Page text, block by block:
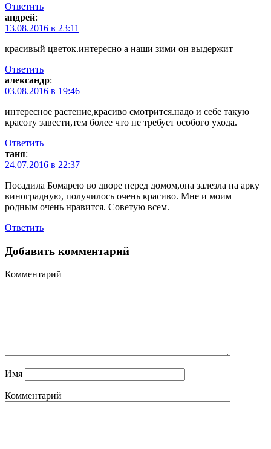
Ответить
андрей:
13.08.2016 в 23:11
красивый цветок.интересно а наши зими он выдержит
Ответить
александр:
03.08.2016 в 19:46
интересное растение,красиво смотрится.надо и себе такую
красоту завести,тем более что не требует особого ухода.
Ответить
таня:
24.07.2016 в 22:37
Посадила Бомарею во дворе перед домом,она залезла на арку
виноградную, получилось очень красиво. Мне и моим
родным очень нравится. Советую всем.
Ответить
Добавить комментарий
Комментарий
Имя
Комментарий